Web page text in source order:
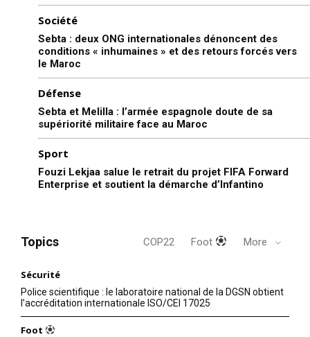
Société
Sebta : deux ONG internationales dénoncent des
conditions « inhumaines » et des retours forcés vers
le Maroc
Défense
Sebta et Melilla : l’armée espagnole doute de sa
supériorité militaire face au Maroc
Sport
Fouzi Lekjaa salue le retrait du projet FIFA Forward
Enterprise et soutient la démarche d’Infantino
Topics COP22 Foot More
Sécurité
Police scientifique : le laboratoire national de la DGSN obtient
l’accréditation internationale ISO/CEI 17025
Foot